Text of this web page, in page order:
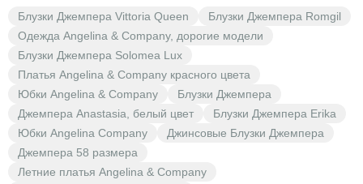
помощью стильных и модных вещей от Angelina &
Company по выгодным ценам в BrestOpt.
Блузки Джемпера Vittoria Queen
Блузки Джемпера Romgil
Одежда Angelina & Company, дорогие модели
Блузки Джемпера Solomea Lux
Платья Angelina & Company красного цвета
Юбки Angelina & Company
Блузки Джемпера
Джемпера Anastasia, белый цвет
Блузки Джемпера Erika
Юбки Angelina Company
Джинсовые Блузки Джемпера
Джемпера 58 размера
Летние платья Angelina & Company